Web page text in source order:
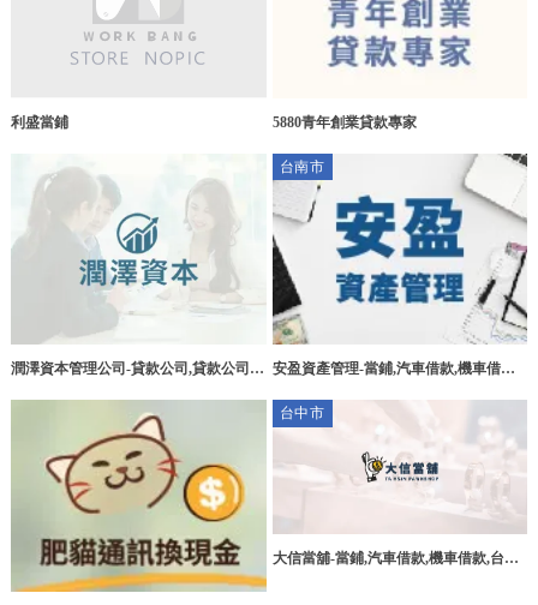
利盛當鋪 5880青年創業貸款專家
潤澤資本管理公司-貸款公司,貸款公司推
台南市
安盈資產管理-當鋪,汽車借款,機車借款,
南機車借款,台南免留車借款,永康區當鋪
台中市
大信當舖-當鋪,汽車借款,機車借款,台中